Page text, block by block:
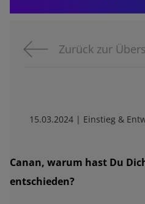
Zurück zur
15.03.2024 | Einstieg &
Canan, warum hast Du
entschieden?